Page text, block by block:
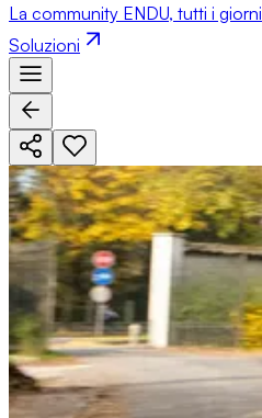
La community ENDU, tutti i giorni
Soluzioni